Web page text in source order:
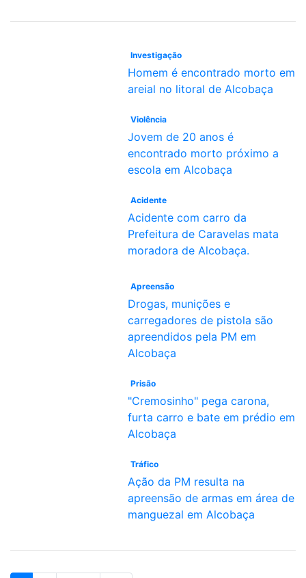
Investigação
Homem é encontrado morto em
areial no litoral de Alcobaça
Violência
Jovem de 20 anos é
encontrado morto próximo a
escola em Alcobaça
Acidente
Acidente com carro da
Prefeitura de Caravelas mata
moradora de Alcobaça.
Apreensão
Drogas, munições e
carregadores de pistola são
apreendidos pela PM em
Alcobaça
Prisão
"Cremosinho" pega carona,
furta carro e bate em prédio em
Alcobaça
Tráfico
Ação da PM resulta na
apreensão de armas em área de
manguezal em Alcobaça